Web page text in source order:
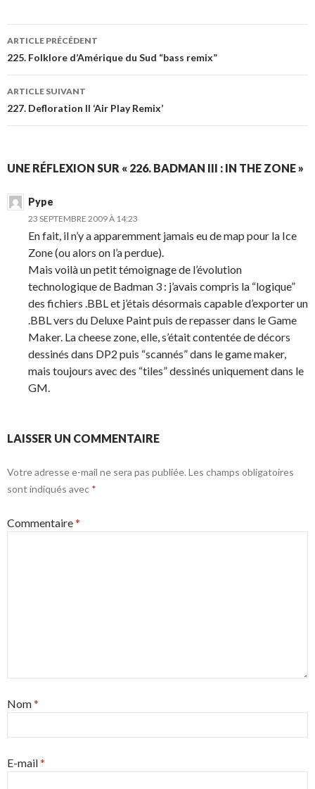
ARTICLE PRÉCÉDENT
225. Folklore d’Amérique du Sud “bass remix”
ARTICLE SUIVANT
227. Defloration II ‘Air Play Remix’
UNE RÉFLEXION SUR « 226. BADMAN III : IN THE ZONE »
Pype
23 SEPTEMBRE 2009 À 14:23
En fait, il n’y a apparemment jamais eu de map pour la Ice
Zone (ou alors on l’a perdue).
Mais voilà un petit témoignage de l’évolution
technologique de Badman 3 : j’avais compris la “logique”
des fichiers .BBL et j’étais désormais capable d’exporter un
.BBL vers du Deluxe Paint puis de repasser dans le Game
Maker. La cheese zone, elle, s’était contentée de décors
dessinés dans DP2 puis “scannés” dans le game maker,
mais toujours avec des “tiles” dessinés uniquement dans le
GM.
LAISSER UN COMMENTAIRE
Votre adresse e-mail ne sera pas publiée. Les champs obligatoires
sont indiqués avec *
Commentaire*
Nom*
E-mail*